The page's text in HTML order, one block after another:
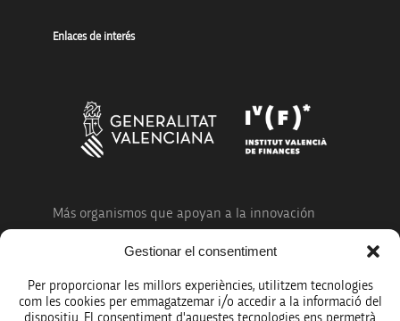
Gestionar el consentiment
Per proporcionar les millors experiències, utilitzem tecnologies
com les cookies per emmagatzemar i/o accedir a la informació del
dispositiu. El consentiment d'aquestes tecnologies ens permetrà
Enlaces de interés
Más organismos que apoyan a la innovación